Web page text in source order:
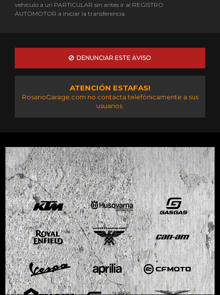
vehículo a un PARTICULAR sin antes ir al REGISTRO
AUTOMOTOR a iniciar la transferencia.
DENUNCIAR ESTE AVISO
ATENCIÓN ESTAFAS!
RosarioGarage.com no contacta telefónicamente a sus
usuarios.